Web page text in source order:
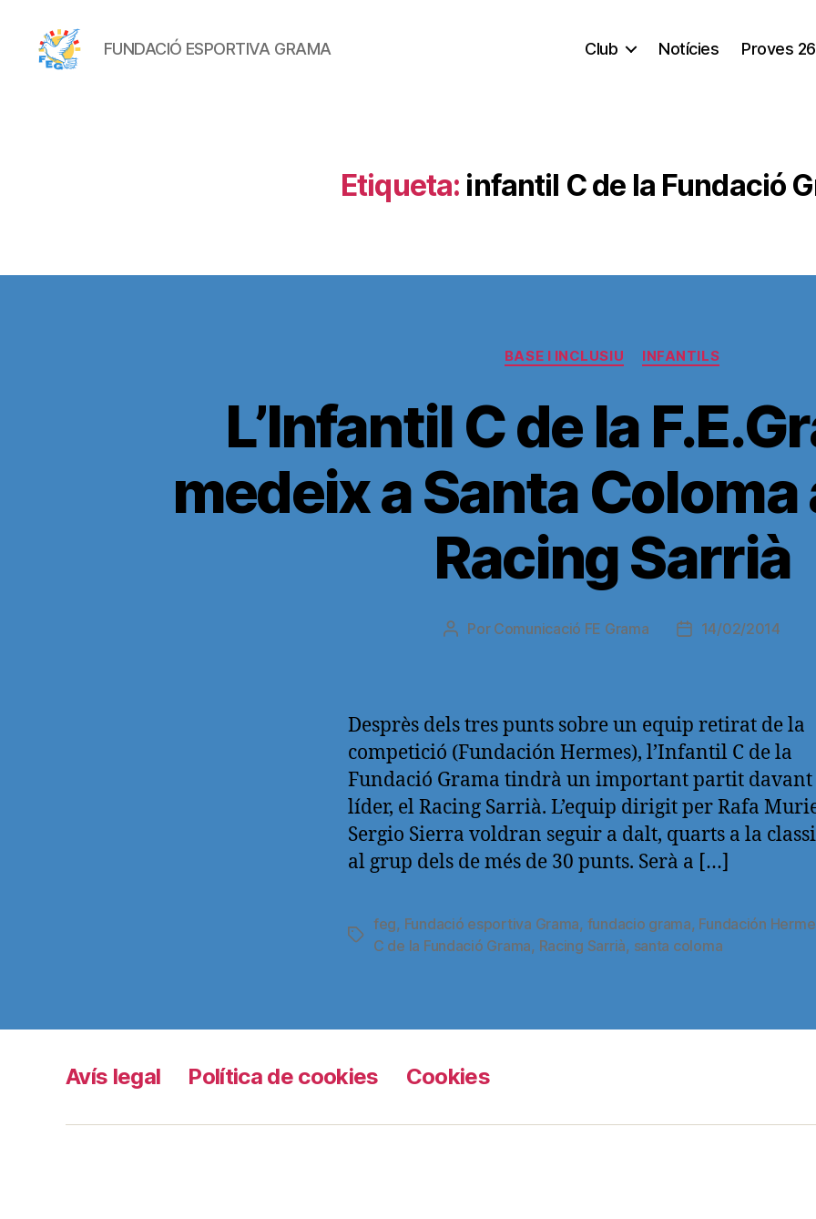
FUNDACIÓ ESPORTIVA GRAMA Club Notícies Proves
Etiqueta: infantil C de la Fundació
Categorías
BASE I INCLUSIU INFANTILS
L’Infantil C de la
medeix a Santa Coloma
Racing Sarrià
Autor
Por Comunicació FE Grama
Fecha14/02/2014
Desprès dels tres punts sobre un equip retirat de la
competició (Fundación Hermes), l’Infantil C de la
Fundació Grama tindrà un important partit davant
líder, el Racing Sarrià. L’equip dirigit per Rafa
Sergio Sierra voldran seguir a dalt, quarts a la
al grup dels de més de 30 punts. Serà a […]
Etiquetas
feg, Fundació esportiva Grama, fundacio grama, Fundación
C de la Fundació Grama, Racing Sarrià, santa coloma
Avís legal Política de cookies Cookies